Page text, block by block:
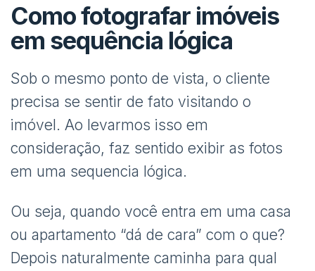
Como fotografar imóveis
em sequência lógica
Sob o mesmo ponto de vista, o cliente
precisa se sentir de fato visitando o
imóvel. Ao levarmos isso em
consideração, faz sentido exibir as fotos
em uma sequencia lógica.
Ou seja, quando você entra em uma casa
ou apartamento “dá de cara” com o que?
Depois naturalmente caminha para qual